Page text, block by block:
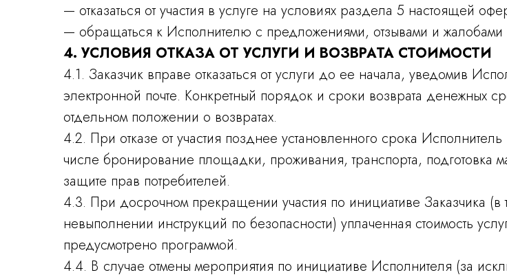
— отказаться от участия в услуге на условиях раздела 5 настоящей
— обращаться к Исполнителю с предложениями, отзывами и жалобами
4. УСЛОВИЯ ОТКАЗА ОТ УСЛУГИ И ВОЗВРАТА СТОИМОСТИ
4.1. Заказчик вправе отказаться от услуги до ее начала, уведомив
электронной почте. Конкретный порядок и сроки возврата денежных
отдельном положении о возвратах.
4.2. При отказе от участия позднее установленного срока
числе бронирование площадки, проживания, транспорта, подготовка
защите прав потребителей.
4.3. При досрочном прекращении участия по инициативе Заказчика
невыполнении инструкций по безопасности) уплаченная стоимость
предусмотрено программой.
4.4. В случае отмены мероприятия по инициативе Исполнителя (за